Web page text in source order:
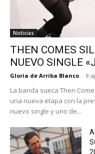
Noticias
THEN COMES
NUEVO SINGLE
Gloria de Arriba Blanco - 8
La banda sueca Then
una nueva etapa con la
nuevo single y uno de...